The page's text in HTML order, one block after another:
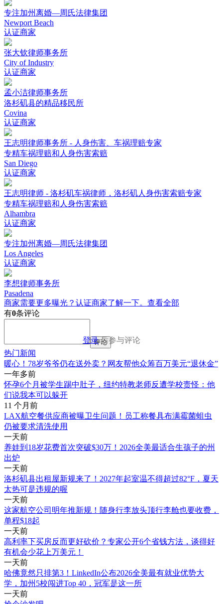
专注加州离婚—周氏法律集团
Newport Beach
认证商家
张大钦律师事务所
City of Industry
认证商家
孟小洁律师事务所
洛杉矶县的精品移民所
Covina
认证商家
王志明律师事务所 - 人身伤害、车祸理赔专家
专精车祸理赔和人身伤害索赔
San Diego
认证商家
王志明律师 - 洛杉矶车祸律师，洛杉矶人身伤害索赔专家
专精车祸理赔和人身伤害索赔
Alhambra
认证商家
专注加州离婚—周氏法律集团
Los Angeles
认证商家
李想律师事务所
Pasadena
商家需要更多曝光？认证商家了解一下。 查看全部
有0条评论
登录后参与评论
评论
热门新闻
暖心！78岁爷爷仍在送外卖？网友帮他众筹百万美元“退休金”
一年多前
怀孕6个月被学生踢中肚子，纽约特教老师反遭学校责怪：他
们说我本可以躲开
11 个月前
LAX航空餐供应商被曝卫生问题！员工称餐具布满霉菌蛆虫
仍被要求清洗使用
一天前
养娃到18岁花费首次突破$30万！2026全美最适合生孩子的州
出炉
一天前
洛杉矶县出租屋新规来了！2027年起室温不得超过82°F，夏天
太热可是违规的喔
一天前
这家航空公司明年推新规！随身行李放头顶行李舱也要收费，
单程$18起
一天前
高利率下买房反而更好砍价？专家公开6个省钱方法，谈得好
有机会少花上万美元！
一天前
哈佛竟然只排第3！LinkedIn公布2026全美最有就业优势大
学，加州5校闯进Top 40，冠军是这一所
一天前